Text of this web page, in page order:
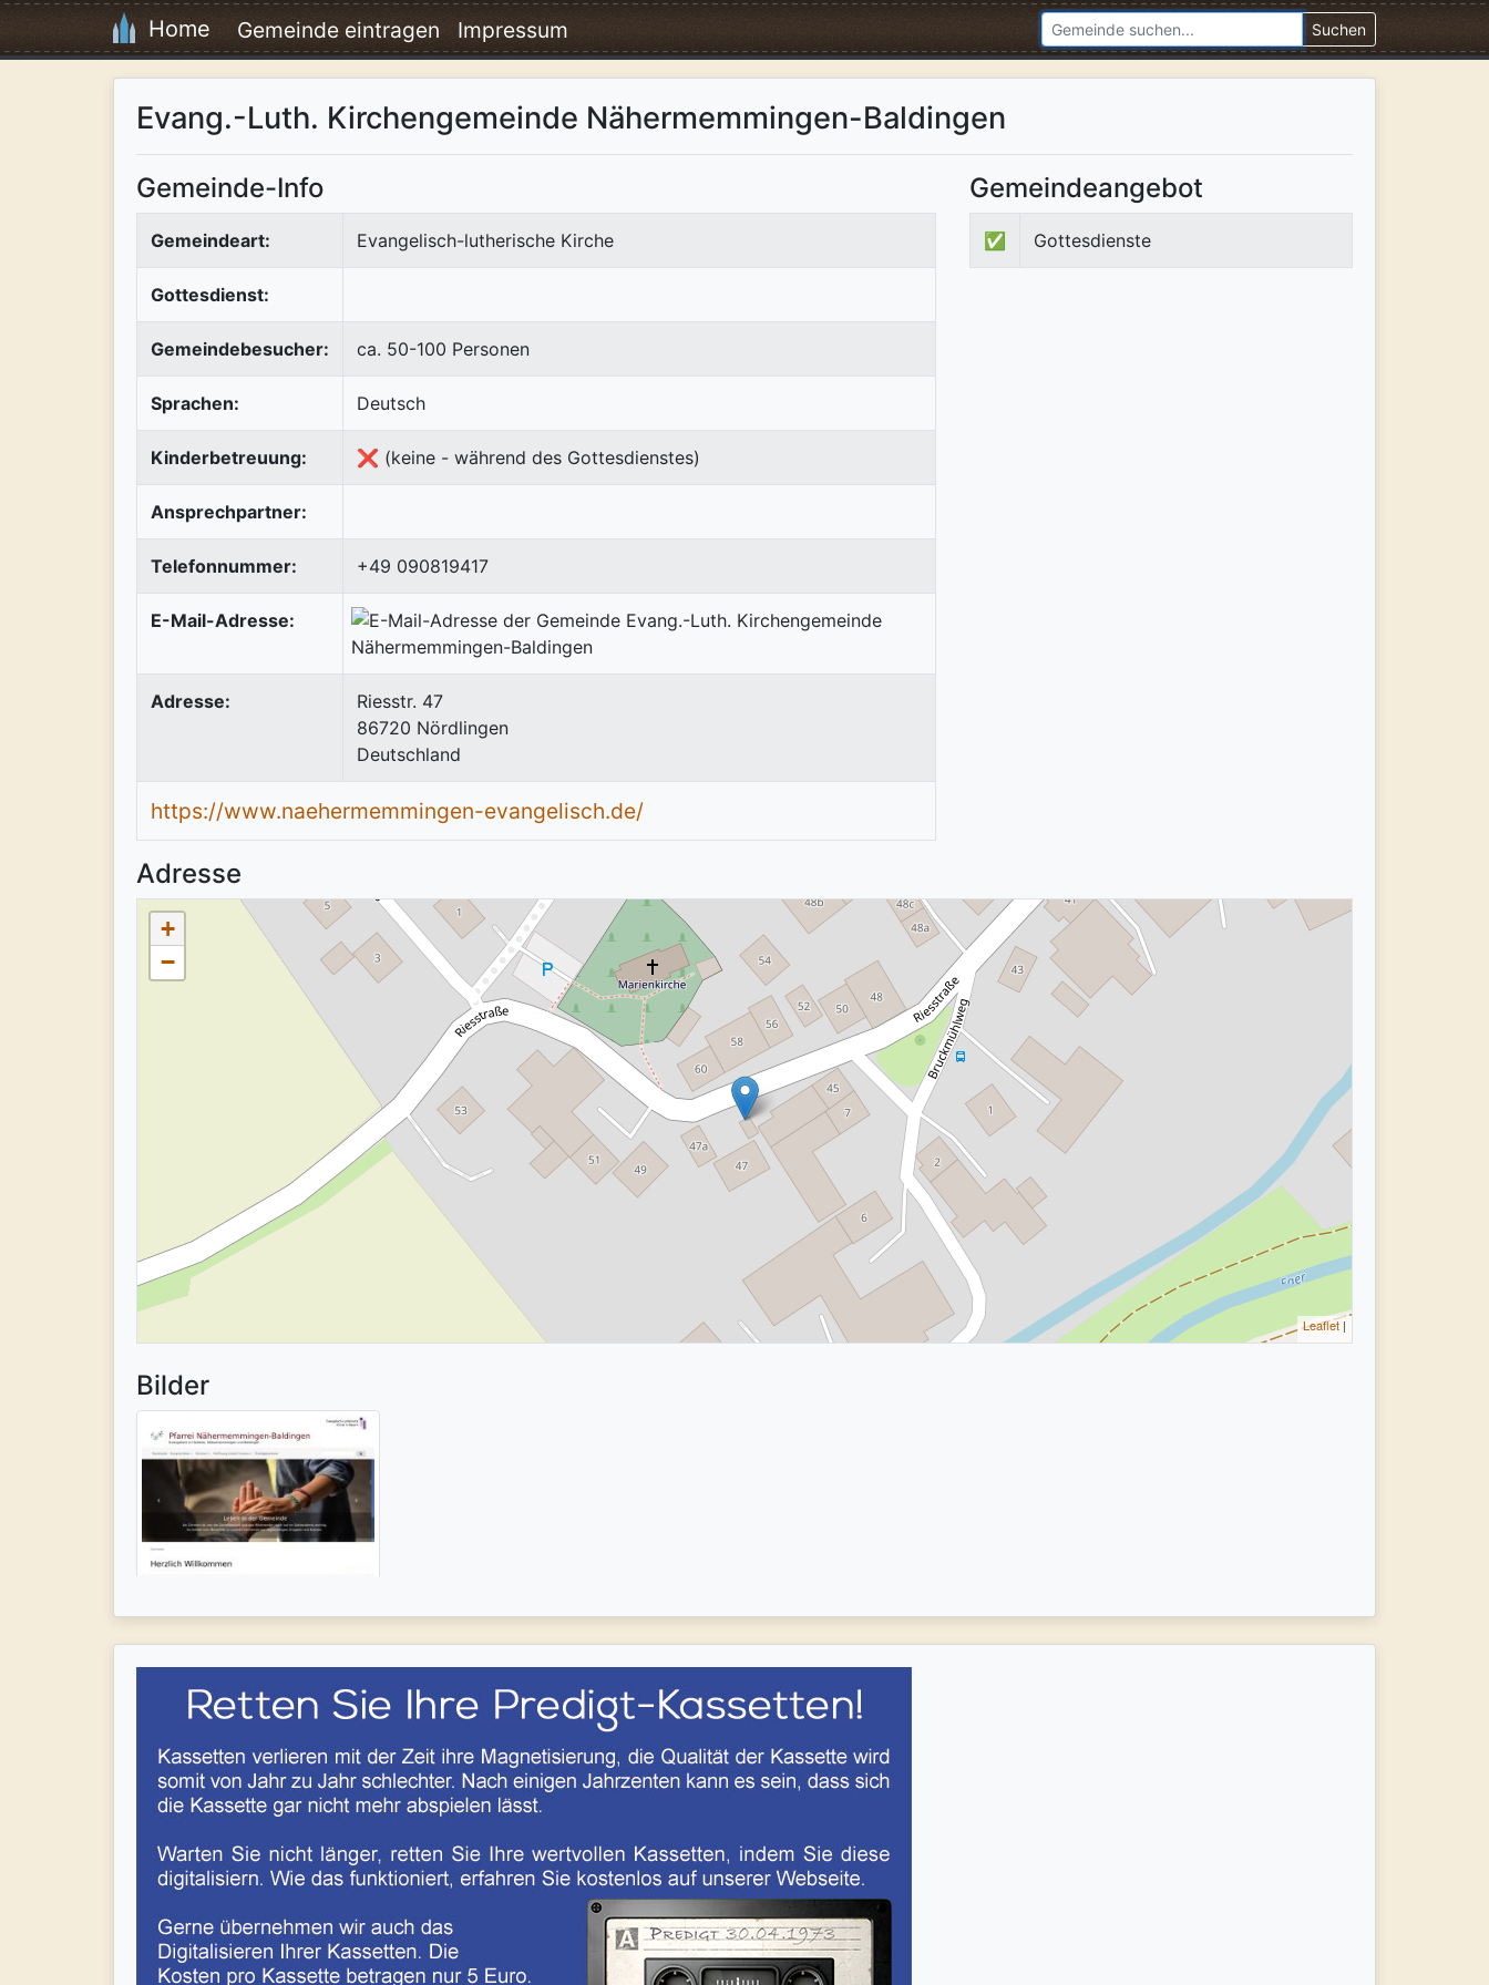
Home Gemeinde eintragen Impressum Suchen
Evang.-Luth. Kirchengemeinde Nähermemmingen-Baldingen
Gemeinde-Info
Gemeindeart: Evangelisch-lutherische Kirche
Gottesdienst:
Gemeindebesucher: ca. 50-100 Personen
Sprachen: Deutsch
Kinderbetreuung: ❌ (keine - während des Gottesdienstes)
Ansprechpartner:
Telefonnummer: +49 090819417
E-Mail-Adresse:
Adresse:
Riesstr. 47
86720 Nördlingen
Deutschland
https://www.naehermemmingen-evangelisch.de/
Gemeindeangebot
✅ Gottesdienste
Adresse
+
−
Leaflet|
Bilder